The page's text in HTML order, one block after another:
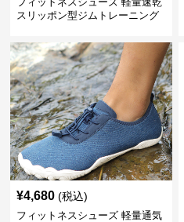
スリッポン型ジムトレーニング
¥4,680 (税込)
フィットネスシューズ 軽量通気